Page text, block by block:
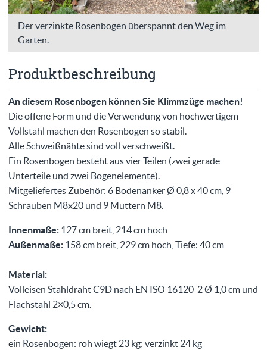
Der verzinkte Rosenbogen überspannt den Weg im
Garten.
Produktbeschreibung
An diesem Rosenbogen können Sie Klimmzüge machen!
Die offene Form und die Verwendung von hochwertigem
Vollstahl machen den Rosenbogen so stabil.
Alle Schweißnähte sind voll verschweißt.
Ein Rosenbogen besteht aus vier Teilen (zwei gerade
Unterteile und zwei Bogenelemente).
Mitgeliefertes Zubehör: 6 Bodenanker Ø 0,8 x 40 cm, 9
Schrauben M8x20 und 9 Muttern M8.
Innenmaße: 127 cm breit, 214 cm hoch
Außenmaße: 158 cm breit, 229 cm hoch, Tiefe: 40 cm
Material:
Volleisen Stahldraht C9D nach EN ISO 16120-2 Ø 1,0 cm und
Flachstahl 2×0,5 cm.
Gewicht:
ein Rosenbogen: roh wiegt 23 kg; verzinkt 24 kg